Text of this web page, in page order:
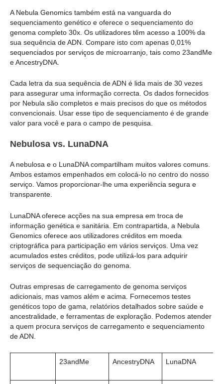
A Nebula Genomics também está na vanguarda do
sequenciamento genético e oferece o sequenciamento do
genoma completo 30x. Os utilizadores têm acesso a 100% da
sua sequência de ADN. Compare isto com apenas 0,01%
sequenciados por serviços de microarranjo, tais como 23andMe
e AncestryDNA.
Cada letra da sua sequência de ADN é lida mais de 30 vezes
para assegurar uma informação correcta. Os dados fornecidos
por Nebula são completos e mais precisos do que os métodos
convencionais. Usar esse tipo de sequenciamento é de grande
valor para você e para o campo de pesquisa.
Nebulosa vs. LunaDNA
A nebulosa e o LunaDNA compartilham muitos valores comuns.
Ambos estamos empenhados em colocá-lo no centro do nosso
serviço. Vamos proporcionar-lhe uma experiência segura e
transparente.
LunaDNA oferece acções na sua empresa em troca de
informação genética e sanitária. Em contrapartida, a Nebula
Genomics oferece aos utilizadores créditos em moeda
criptográfica para participação em vários serviços. Uma vez
acumulados estes créditos, pode utilizá-los para adquirir
serviços de sequenciação do genoma.
Outras empresas de carregamento de genoma serviços
adicionais, mas vamos além e acima. Fornecemos testes
genéticos topo de gama, relatórios detalhados sobre saúde e
ancestralidade, e ferramentas de exploração. Podemos atender
a quem procura serviços de carregamento e sequenciamento
de ADN.
23andMe AncestryDNA LunaDNA